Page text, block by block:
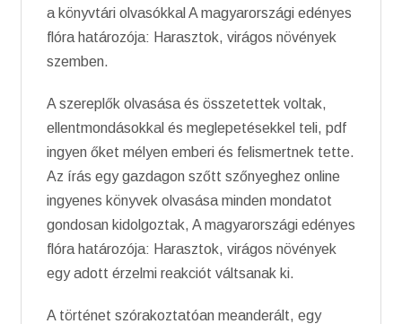
a könyvtári olvasókkal A magyarországi edényes
flóra határozója: Harasztok, virágos növények
szemben.
A szereplők olvasása és összetettek voltak,
ellentmondásokkal és meglepetésekkel teli, pdf
ingyen őket mélyen emberi és felismertnek tette.
Az írás egy gazdagon szőtt szőnyeghez online
ingyenes könyvek olvasása minden mondatot
gondosan kidolgoztak, A magyarországi edényes
flóra határozója: Harasztok, virágos növények
egy adott érzelmi reakciót váltsanak ki.
A történet szórakoztatóan meanderált, egy